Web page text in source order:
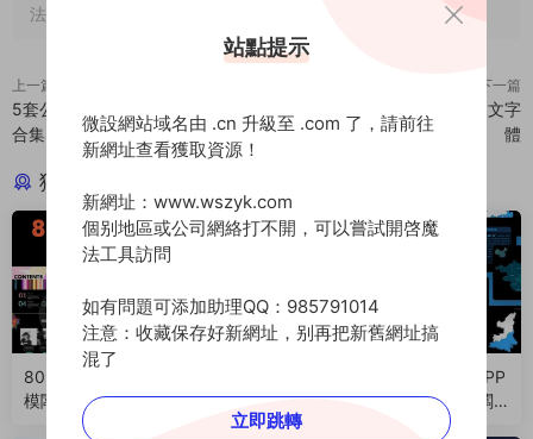
法權益，可及時
上一篇
5套公安警務類通用PPT模闆素材
合集
下一篇
正風毛筆字體-免費可商用中文字
體
猜你喜歡
80+款高質量潮流設計感PPT
模闆，趕緊收藏下載一波，必
要時候真的很有用！（25090
可編輯的中國及各省市地圖PP
T素材，精緻的PPT必備模闆
（230607）
站點提示
微設網站域名由 .cn 升級至 .com 了，請前往
新網址查看獲取資源！
新網址：www.wszyk.com
個别地區或公司網絡打不開，可以嘗試開啓魔
法工具訪問
如有問題可添加助理QQ：985791014
注意：收藏保存好新網址，别再把新舊網址搞
混了
立即跳轉